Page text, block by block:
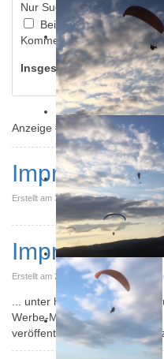
Nur Suchen: Suche in
Beiträge
Newsfeeds
Kommentare
Insgesamt 3 Ergebnisse
Anzeige #
Impressum
Erstellt am 31. August 2015.
Impressum
Erstellt am 24. September 2015.
... unter http://twitter.com/
Werbe-Mails Der Nutzung
veröffentlichten Kontaktdaten